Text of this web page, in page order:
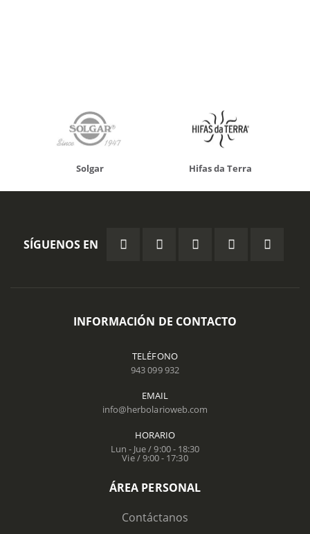
Solgar Hifas da Terra
SÍGUENOS EN
INFORMACIÓN DE CONTACTO
TELÉFONO
943 099 932
EMAIL
info@herbolarioweb.com
HORARIO
Lun - Jue / 9:00 - 18:30
Vie / 9:00 - 17:30
ÁREA PERSONAL
Contáctanos